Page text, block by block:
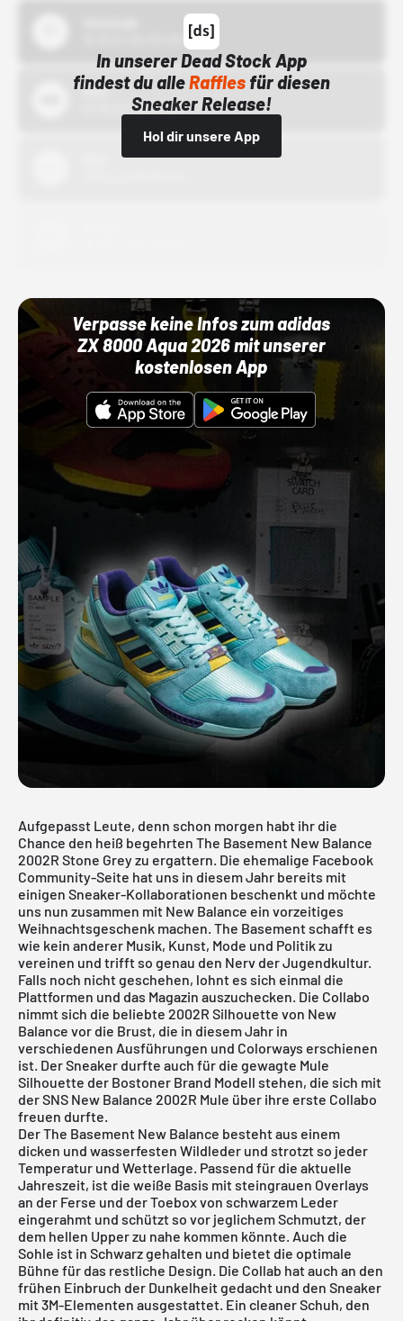
In unserer Dead Stock App
findest du alleRafflesfür diesen
Sneaker Release!
Hol dir unsere App
Bstn
01.10.22 00:00 Uhr
Verpasse keine Infos zum adidas
ZX 8000 Aqua 2026 mit unserer
kostenlosen App
Aufgepasst Leute, denn schon morgen habt ihr die
Chance den heiß begehrten The Basement New Balance
2002R Stone Grey zu ergattern. Die ehemalige Facebook
Community-Seite hat uns in diesem Jahr bereits mit
einigen Sneaker-Kollaborationen beschenkt und möchte
uns nun zusammen mit New Balance ein vorzeitiges
Weihnachtsgeschenk machen. The Basement schafft es
wie kein anderer Musik, Kunst, Mode und Politik zu
vereinen und trifft so genau den Nerv der Jugendkultur.
Falls noch nicht geschehen, lohnt es sich einmal die
Plattformen und das Magazin auszuchecken. Die Collabo
nimmt sich die beliebte 2002R Silhouette von New
Balance vor die Brust, die in diesem Jahr in
verschiedenen Ausführungen und Colorways erschienen
ist. Der Sneaker durfte auch für die gewagte Mule
Silhouette der Bostoner Brand Modell stehen, die sich mit
derSNS New Balance 2002R Mule über ihre erste Collabo
freuen durfte.
Der The Basement New Balance besteht aus einem
dicken und wasserfesten Wildleder und strotzt so jeder
Temperatur und Wetterlage. Passend für die aktuelle
Jahreszeit, ist die weiße Basis mit steingrauen Overlays
an der Ferse und der Toebox von schwarzem Leder
eingerahmt und schützt so vor jeglichem Schmutzt, der
dem hellen Upper zu nahe kommen könnte. Auch die
Sohle ist in Schwarz gehalten und bietet die optimale
Bühne für das restliche Design. Die Collab hat auch an den
frühen Einbruch der Dunkelheit gedacht und den Sneaker
mit 3M-Elementen ausgestattet. Ein cleaner Schuh, den